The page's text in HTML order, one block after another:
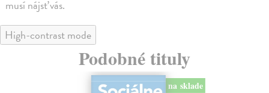
musí nájsť vás.
High-contrast mode
Podobné tituly
na sklade